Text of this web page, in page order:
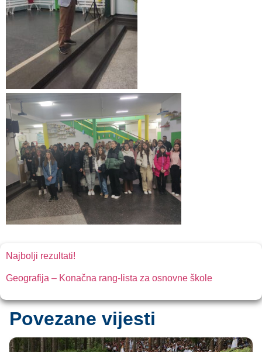
Najbolji rezultati!
Geografija – Konačna rang-lista za osnovne škole
Povezane vijesti